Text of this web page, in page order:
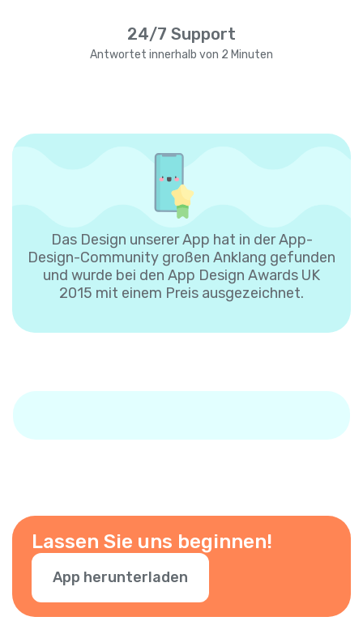
24/7 Support
Antwortet innerhalb von 2 Minuten
Das Design unserer App hat in der App-
Design-Community großen Anklang gefunden
und wurde bei den App Design Awards UK
2015 mit einem Preis ausgezeichnet.
Lassen Sie uns beginnen!
App herunterladen